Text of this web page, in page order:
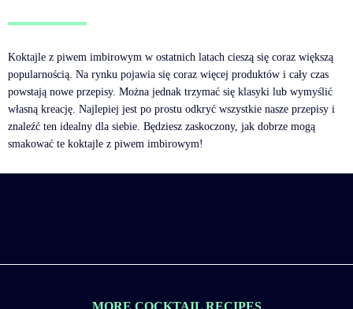
Koktajle z piwem imbirowym w ostatnich latach cieszą się coraz większą
popularnością. Na rynku pojawia się coraz więcej produktów i cały czas
powstają nowe przepisy. Można jednak trzymać się klasyki lub wymyślić
własną kreację. Najlepiej jest po prostu odkryć wszystkie nasze przepisy i
znaleźć ten idealny dla siebie. Będziesz zaskoczony, jak dobrze mogą
smakować te koktajle z piwem imbirowym!
MORE COCKTAIL RECIPES